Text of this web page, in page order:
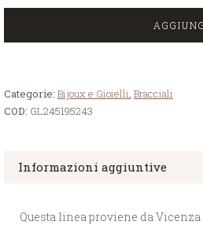
Categorie: Bijoux e Gioielli, Bracciali
COD: GL245195243
Informazioni aggiuntive
Questa linea proviene da